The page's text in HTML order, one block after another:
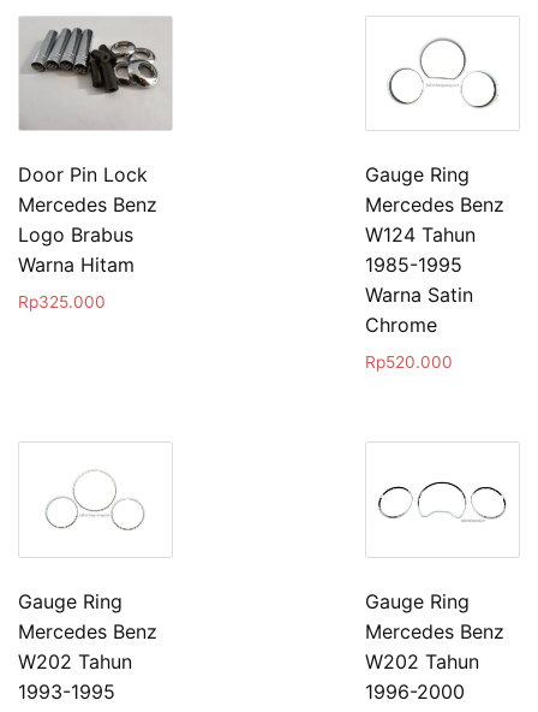
Door Pin Lock
Mercedes Benz
Logo Brabus
Warna Hitam
Rp325.000
Gauge Ring
Mercedes Benz
W124 Tahun
1985-1995
Warna Satin
Chrome
Rp520.000
Gauge Ring
Mercedes Benz
W202 Tahun
1993-1995
Gauge Ring
Mercedes Benz
W202 Tahun
1996-2000